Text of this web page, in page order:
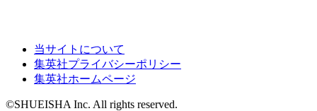
当サイトについて
集英社プライバシーポリシー
集英社ホームページ
©SHUEISHA Inc. All rights reserved.